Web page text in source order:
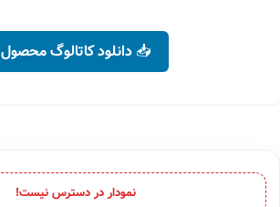
📥 دانلود کاتالوگ محصول
نمودار در دسترس نیست!